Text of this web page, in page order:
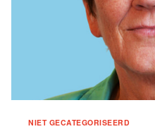
NIET GECATEGORISEERD